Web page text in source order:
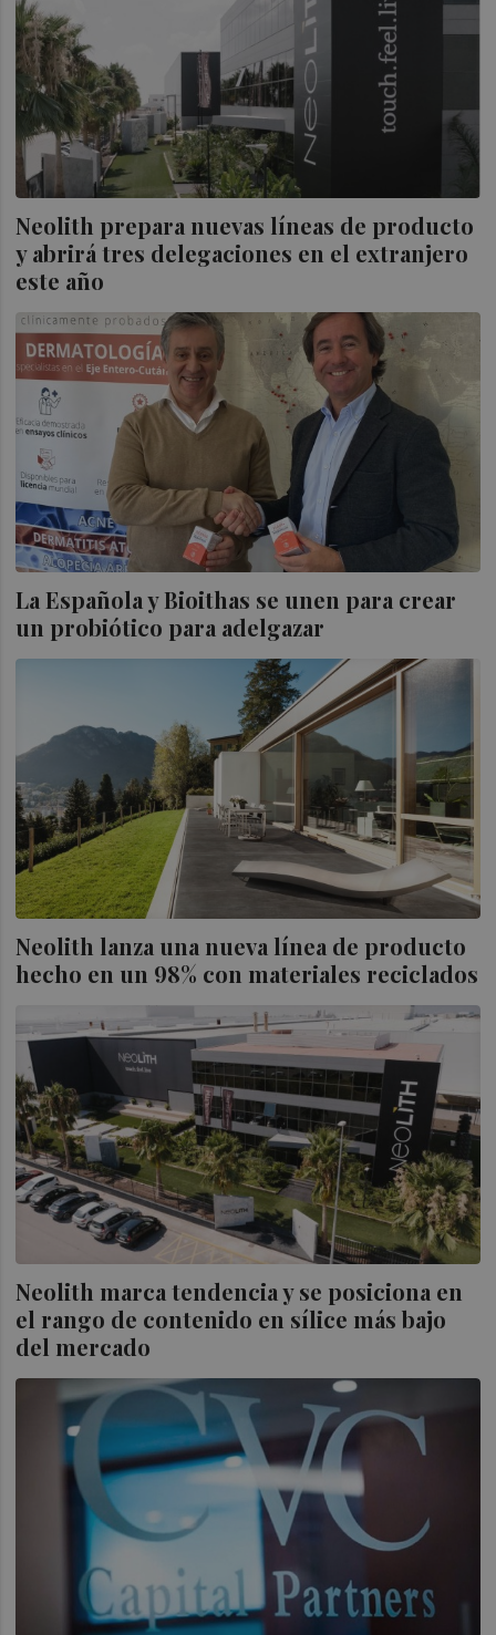
Neolith prepara nuevas líneas de producto
y abrirá tres delegaciones en el extranjero
este año
La Española y Bioithas se unen para crear
un probiótico para adelgazar
Neolith lanza una nueva línea de producto
hecho en un 98% con materiales reciclados
Neolith marca tendencia y se posiciona en
el rango de contenido en sílice más bajo
del mercado